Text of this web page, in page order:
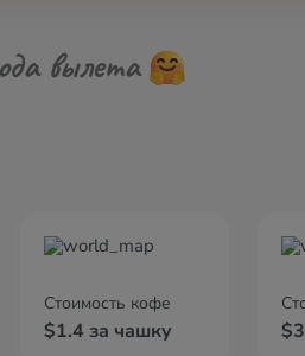
вылета
Стоимость кофе
$1.4 за чашку